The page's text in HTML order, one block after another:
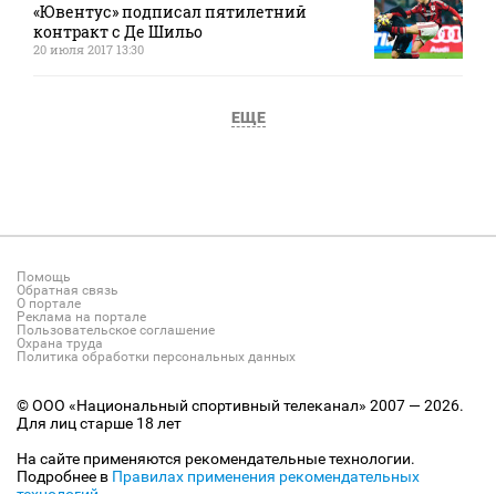
«Ювентус» подписал пятилетний
контракт с Де Шильо
20 июля 2017 13:30
ЕЩЕ
Помощь
Обратная связь
О портале
Реклама на портале
Пользовательское соглашение
Охрана труда
Политика обработки персональных данных
© ООО «Национальный спортивный телеканал» 2007 — 2026.
Для лиц старше 18 лет
На сайте применяются рекомендательные технологии.
Подробнее в Правилах применения рекомендательных